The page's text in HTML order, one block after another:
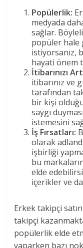
Popülerlik:
medyada
sağlar.
popüler hale
istiyorsanız,
hayati önem
İtibarınızı
itibarınız ve
tarafından
bir kişi
saygı
istemesini
İş Fırsatları:
olarak
işbirliği
bu
elde
içerikler ve
Erkek takipçi
takipçi
popülerlik elde
yaparken bazı